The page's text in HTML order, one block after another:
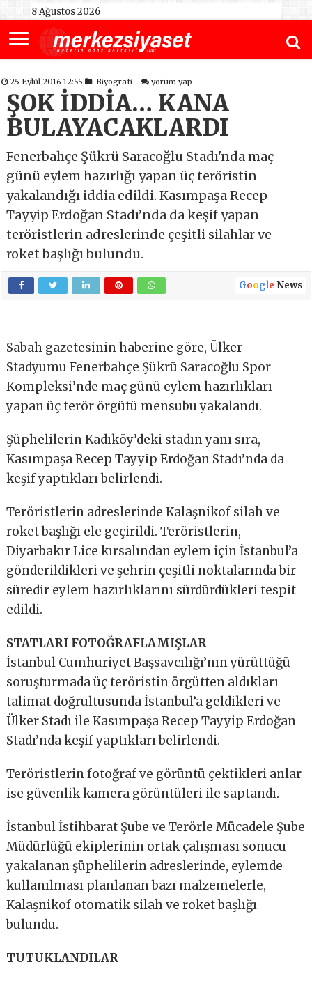
8 Ağustos 2026
25 Eylül 2016 12:55 Biyografi yorum yap
ŞOK İDDİA… KANA
BULAYACAKLARDI
Fenerbahçe Şükrü Saracoğlu Stadı'nda maç
günü eylem hazırlığı yapan üç teröristin
yakalandığı iddia edildi. Kasımpaşa Recep
Tayyip Erdoğan Stadı’nda da keşif yapan
teröristlerin adreslerinde çeşitli silahlar ve
roket başlığı bulundu.
Google News
Sabah gazetesinin haberine göre, Ülker
Stadyumu Fenerbahçe Şükrü Saracoğlu Spor
Kompleksi’nde maç günü eylem hazırlıkları
yapan üç terör örgütü mensubu yakalandı.
Şüphelilerin Kadıköy’deki stadın yanı sıra,
Kasımpaşa Recep Tayyip Erdoğan Stadı’nda da
keşif yaptıkları belirlendi.
Teröristlerin adreslerinde Kalaşnikof silah ve
roket başlığı ele geçirildi. Teröristlerin,
Diyarbakır Lice kırsalından eylem için İstanbul’a
gönderildikleri ve şehrin çeşitli noktalarında bir
süredir eylem hazırlıklarını sürdürdükleri tespit
edildi.
STATLARI FOTOĞRAFLAMIŞLAR
İstanbul Cumhuriyet Başsavcılığı’nın yürüttüğü
soruşturmada üç teröristin örgütten aldıkları
talimat doğrultusunda İstanbul’a geldikleri ve
Ülker Stadı ile Kasımpaşa Recep Tayyip Erdoğan
Stadı’nda keşif yaptıkları belirlendi.
Teröristlerin fotoğraf ve görüntü çektikleri anlar
ise güvenlik kamera görüntüleri ile saptandı.
İstanbul İstihbarat Şube ve Terörle Mücadele Şube
Müdürlüğü ekiplerinin ortak çalışması sonucu
yakalanan şüphelilerin adreslerinde, eylemde
kullanılması planlanan bazı malzemelerle,
Kalaşnikof otomatik silah ve roket başlığı
bulundu.
TUTUKLANDILAR